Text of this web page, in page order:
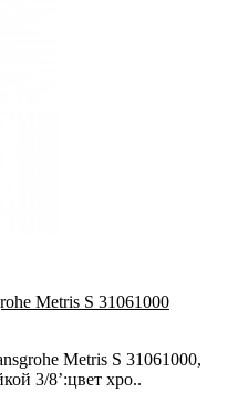
Metris S 31061000
Metris S 31061000,
3/8’:цвет хро..